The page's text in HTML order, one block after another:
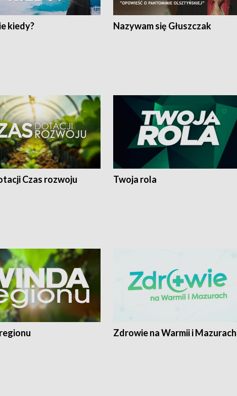
kiedy? Nazywam się Głuszczak
Czas rozwoju Twoja rola
Zdrowie na Warmii i Mazurach